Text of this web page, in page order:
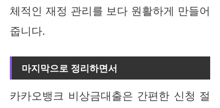
체적인 재정 관리를 보다 원활하게 만들어
줍니다.
마지막으로 정리하면서
카카오뱅크 비상금대출은 간편한 신청 절